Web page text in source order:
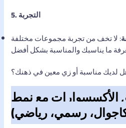
5. التجربة
: لا تخف من تجربة مجموعات مختلفة
لديك مناسبة أو زي معين في ذهنك؟
الأكسسوارات مع نمط
رسمي، رياضي)